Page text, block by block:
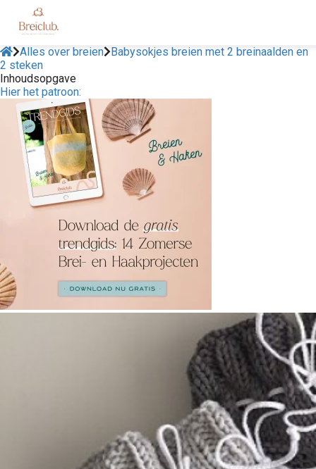
Alles over breien
Babysokjes breien met 2 breinaalden en
2 steken
Inhoudsopgave
Hier het patroon: